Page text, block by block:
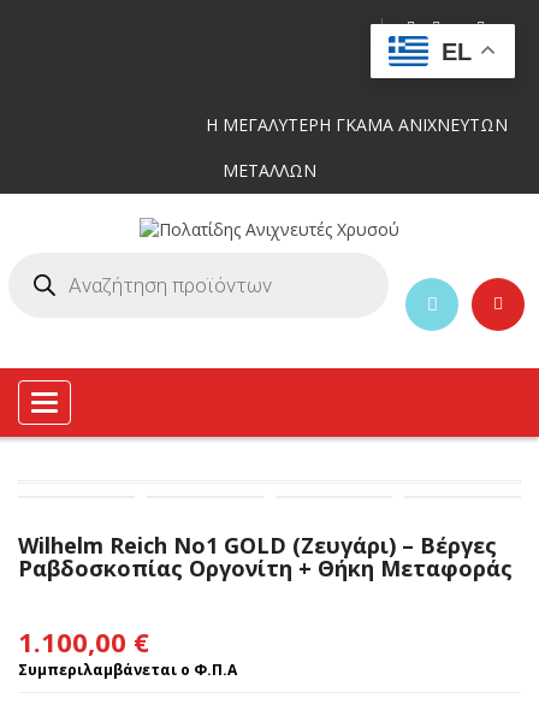
Η ΜΕΓΑΛΥΤΕΡΗ ΓΚΑΜΑ ΑΝΙΧΝΕΥΤΩΝ
ΜΕΤΑΛΛΩΝ
Toggle
navigation
Wilhelm Reich No1 GOLD (Ζευγάρι) – Βέργες
Ραβδοσκοπίας Οργονίτη + Θήκη Μεταφοράς
1.100,00 €
Συμπεριλαμβάνεται ο Φ.Π.Α
EL